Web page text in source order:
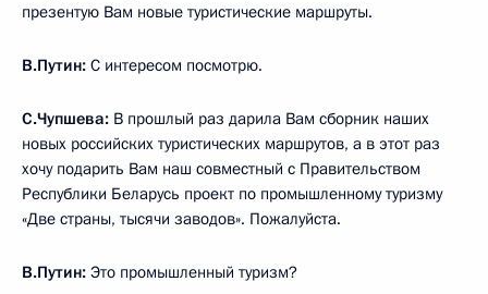
презентую Вам новые туристические маршруты.
В.Путин: С интересом посмотрю.
С.Чупшева: В прошлый раз дарила Вам сборник наших
новых российских туристических маршрутов, а в этот раз
хочу подарить Вам наш совместный с Правительством
Республики Беларусь проект по промышленному туризму
«Две страны, тысячи заводов». Пожалуйста.
В.Путин: Это промышленный туризм?